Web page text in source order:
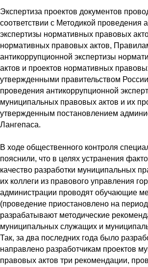
Экспертиза проектов документов
соответствии с Методикой проведения
экспертизы нормативных правовых
нормативных правовых актов,
антикоррупционной экспертизы
актов и проектов нормативных
утвержденными правительством
проведения антикоррупционной
муниципальных правовых актов и их
утвержденным постановлением
Лангепаса.
В ходе общественного контроля
пояснили, что в целях устранения
качество разработки муниципальных
их коллеги из правового управления
администрации проводят обучающие
(проведение приостановлено на
разрабатывают методические
муниципальных служащих и
Так, за два последних года было
направлено разработчикам проектов
правовых актов три рекомендации,